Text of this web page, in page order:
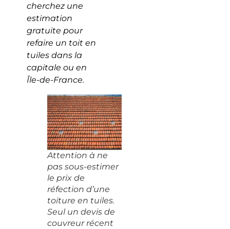
cherchez une
estimation
gratuite pour
refaire un toit en
tuiles dans la
capitale ou en
Île-de-France.
Attention à ne
pas sous-estimer
le prix de
réfection d’une
toiture en tuiles.
Seul un devis de
couvreur récent